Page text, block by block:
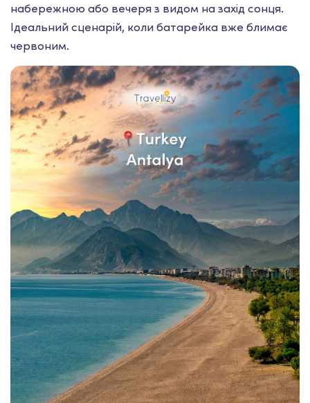
набережною або вечеря з видом на захід сонця.
Ідеальний сценарій, коли батарейка вже блимає
червоним.